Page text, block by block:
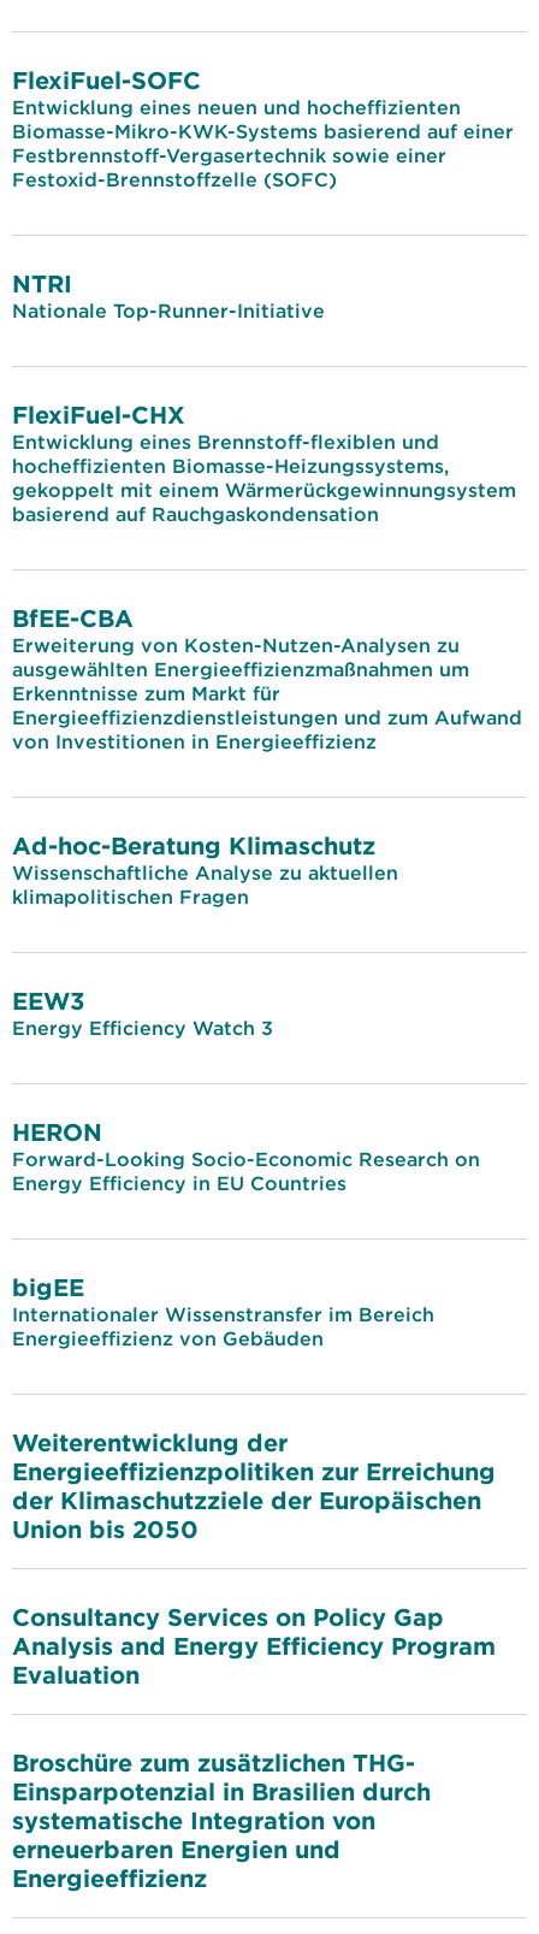
FlexiFuel-SOFC
Entwicklung eines neuen und hocheffizienten
Biomasse-Mikro-KWK-Systems basierend auf einer
Festbrennstoff-Vergasertechnik sowie einer
Festoxid-Brennstoffzelle (SOFC)
NTRI
Nationale Top-Runner-Initiative
FlexiFuel-CHX
Entwicklung eines Brennstoff-flexiblen und
hocheffizienten Biomasse-Heizungssystems,
gekoppelt mit einem Wärmerückgewinnungsystem
basierend auf Rauchgaskondensation
BfEE-CBA
Erweiterung von Kosten-Nutzen-Analysen zu
ausgewählten Energieeffizienzmaßnahmen um
Erkenntnisse zum Markt für
Energieeffizienzdienstleistungen und zum Aufwand
von Investitionen in Energieeffizienz
Ad-hoc-Beratung Klimaschutz
Wissenschaftliche Analyse zu aktuellen
klimapolitischen Fragen
EEW3
Energy Efficiency Watch 3
HERON
Forward-Looking Socio-Economic Research on
Energy Efficiency in EU Countries
bigEE
Internationaler Wissenstransfer im Bereich
Energieeffizienz von Gebäuden
Weiterentwicklung der
Energieeffizienzpolitiken zur Erreichung
der Klimaschutzziele der Europäischen
Union bis 2050
Consultancy Services on Policy Gap
Analysis and Energy Efficiency Program
Evaluation
Broschüre zum zusätzlichen THG-
Einsparpotenzial in Brasilien durch
systematische Integration von
erneuerbaren Energien und
Energieeffizienz